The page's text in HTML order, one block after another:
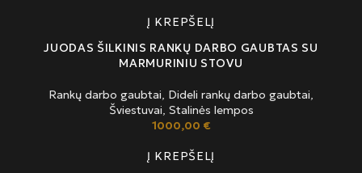
Į KREPŠELĮ
JUODAS ŠILKINIS RANKŲ DARBO GAUBTAS SU
MARMURINIU STOVU
Rankų darbo gaubtai, Dideli rankų darbo gaubtai,
Šviestuvai, Stalinės lempos
1000,00 €
Į KREPŠELĮ